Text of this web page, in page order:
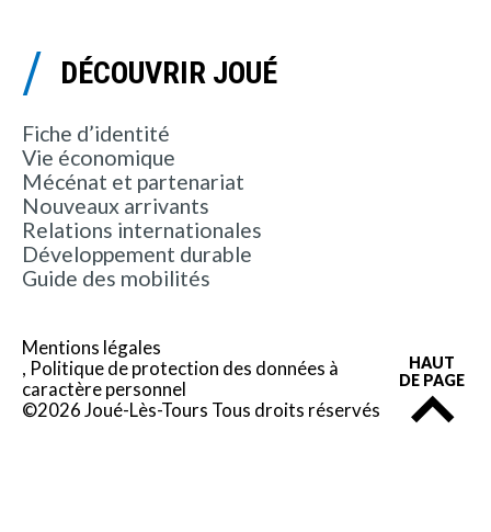
DÉCOUVRIR JOUÉ
Fiche d’identité
Vie économique
Mécénat et partenariat
Nouveaux arrivants
Relations internationales
Développement durable
Guide des mobilités
Mentions légales
Politique de protection des données à
caractère personnel
©2026 Joué-Lès-Tours Tous droits réservés
HAUT
DE PAGE